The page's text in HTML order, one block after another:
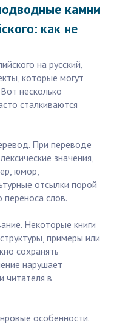
камни
как не
на русский,
которые могут
несколько
сталкиваются
При переводе
значения,
юмор,
отсылки порой
переноса слов.
Некоторые книги
примеры или
сохранять
нарушает
читателя в
особенности.